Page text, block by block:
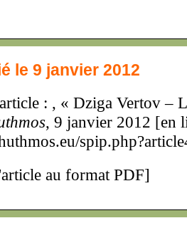
le 9 janvier 2012
: , « Dziga Vertov –
, 9 janvier 2012 [en
au format PDF]